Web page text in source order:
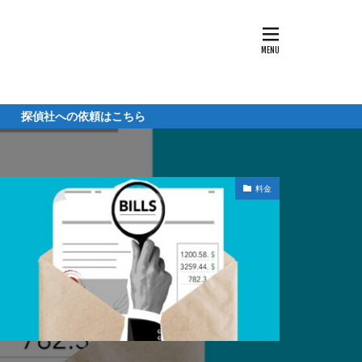
の依頼はこちら
料金